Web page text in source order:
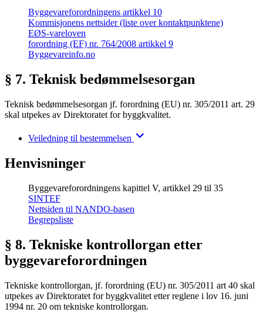
Byggevareforordningens artikkel 10
Kommisjonens nettsider (liste over kontaktpunktene)
EØS-vareloven
forordning (EF) nr. 764/2008 artikkel 9
Byggevareinfo.no
§ 7. Teknisk bedømmelsesorgan
Teknisk bedømmelsesorgan jf. forordning (EU) nr. 305/2011 art. 29
skal utpekes av Direktoratet for byggkvalitet.
Veiledning til bestemmelsen
Henvisninger
Byggevareforordningens kapittel V, artikkel 29 til 35
SINTEF
Nettsiden til NANDO-basen
Begrepsliste
§ 8. Tekniske kontrollorgan etter
byggevareforordningen
Tekniske kontrollorgan, jf. forordning (EU) nr. 305/2011 art 40 skal
utpekes av Direktoratet for byggkvalitet etter reglene i lov 16. juni
1994 nr. 20 om tekniske kontrollorgan.